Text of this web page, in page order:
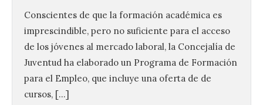
Conscientes de que la formación académica es
imprescindible, pero no suficiente para el acceso
de los jóvenes al mercado laboral, la Concejalía de
Juventud ha elaborado un Programa de Formación
para el Empleo, que incluye una oferta de de
cursos, […]